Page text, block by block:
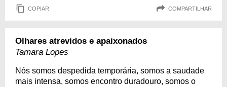
COPIAR COMPARTILHAR
Olhares atrevidos e apaixonados
Tamara Lopes
Nós somos despedida temporária, somos a saudade
mais intensa, somos encontro duradouro, somos o